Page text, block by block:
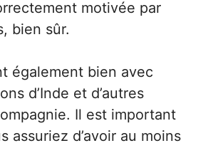
motivée par
bien sûr.
également bien avec
d’Inde et d’autres
Il est important
assuriez d’avoir au moins